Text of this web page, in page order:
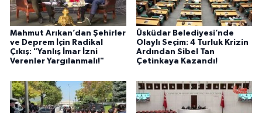
Mahmut Arıkan’dan Şehirler
ve Deprem İçin Radikal
Çıkış: "Yanlış İmar İzni
Verenler Yargılanmalı!"
Üsküdar Belediyesi’nde
Olaylı Seçim: 4 Turluk Krizin
Ardından Sibel Tan
Çetinkaya Kazandı!